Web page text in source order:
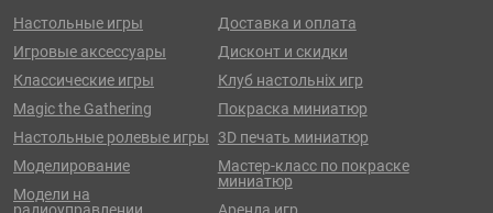
Настольные игры
Игровые аксессуары
Классические игры
Magic the Gathering
Настольные ролевые игры
Моделирование
Модели на
Доставка и оплата
Дисконт и скидки
Клуб настольніх игр
Покраска миниатюр
3D печать миниатюр
Мастер-класс по покраске
миниатюр